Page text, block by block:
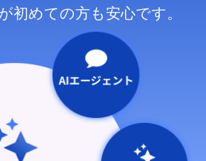
初めての方も安心です。